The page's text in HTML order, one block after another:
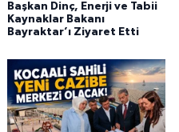
Başkan Dinç, Enerji ve Tabii
Kaynaklar Bakanı
Bayraktar’ı Ziyaret Etti